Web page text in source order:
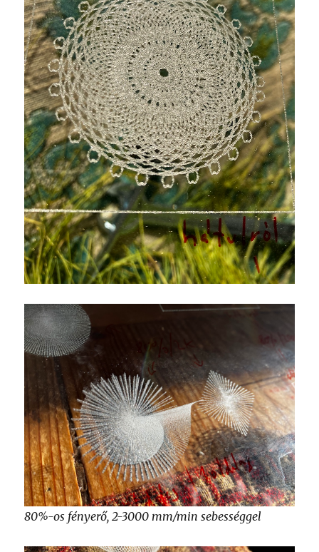
80%-os fényerő, 2-3000 mm/min sebességgel